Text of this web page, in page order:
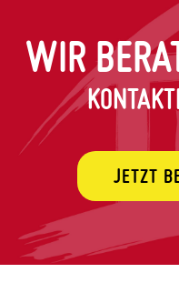
WIR
JETZT